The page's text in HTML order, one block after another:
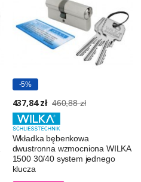
-5%
437,84 zł 460,88 zł
Wkładka bębenkowa
dwustronna wzmocniona WILKA
1500 30/40 system jednego
klucza